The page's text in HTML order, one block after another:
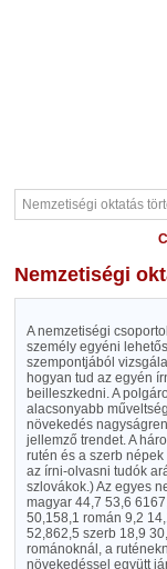
Nemzetiségi
A nemzetiségi
személy egyéni
szempontjából
hogyan tud az egyén
beilleszkedni. A
alacsonyabb
növekedés
jellemző trendet. A
rutén és a szerb
az írni-olvasni tudók
szlovákok.) Az egyes
magyar 44,7 53,6
50,158,1 román 9,2
52,862,5 szerb 18,9
románoknál, a
növekedéssel együtt